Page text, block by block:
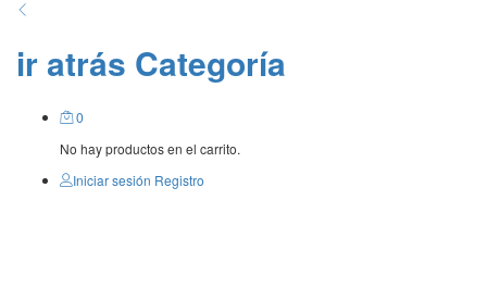
ir atrás Categoría
0
No hay productos en el carrito.
Iniciar sesión Registro